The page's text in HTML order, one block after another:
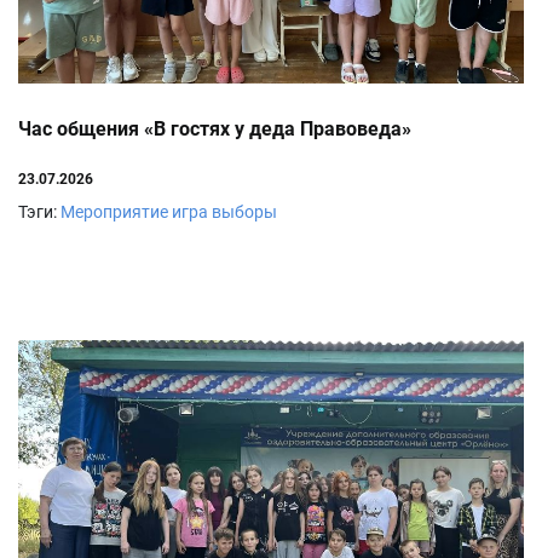
Час общения «В гостях у деда Правоведа»
23.07.2026
Тэги: Мероприятие игра выборы